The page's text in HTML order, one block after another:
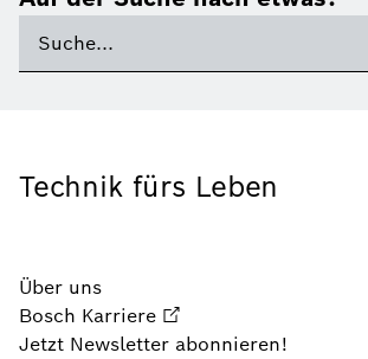
Technik fürs Leben
Über uns
Bosch Karriere
Jetzt Newsletter abonnieren!